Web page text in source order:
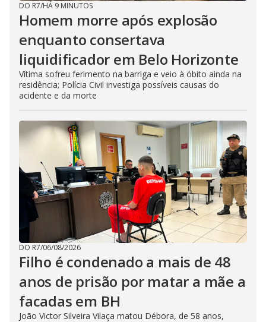
DO R7/HÁ 9 MINUTOS
Homem morre após explosão
enquanto consertava
liquidificador em Belo Horizonte
Vítima sofreu ferimento na barriga e veio à óbito ainda na
residência; Polícia Civil investiga possíveis causas do
acidente e da morte
DO R7/06/08/2026
Filho é condenado a mais de 48
anos de prisão por matar a mãe a
facadas em BH
João Victor Silveira Vilaça matou Débora, de 58 anos,